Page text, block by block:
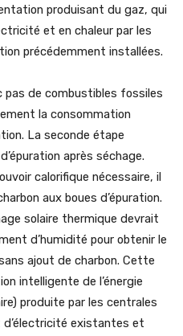
produisant du gaz, qui
et en chaleur par les
précédemment installées.
pas de combustibles fossiles
la consommation
La seconde étape
après séchage.
calorifique nécessaire, il
aux boues d’épuration.
solaire thermique devrait
d’humidité pour obtenir le
ajout de charbon. Cette
intelligente de l’énergie
produite par les centrales
d’électricité existantes et